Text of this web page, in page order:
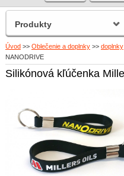
Úvod >> Oblečenie a doplnky >> doplnky
NANODRIVE
Silikónová kľúčenka
Produkty